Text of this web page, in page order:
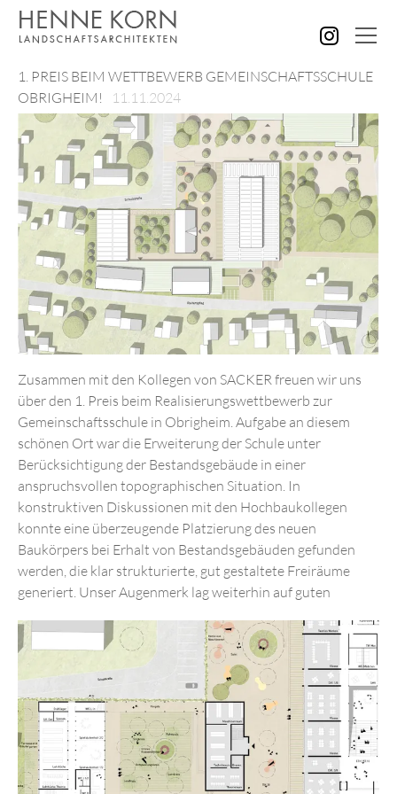
AKTUELLES
ALLE PROJEKTE
GÄRTEN GRÜNANLAGEN
PLÄTZE STRASSEN
KINDER SENIOREN
SPORT FREIZEIT
VERWALTUNG GEWERBE
BILDUNG FORSCHUNG
STÄDTEBAU KONZEPTE
WETTBEWERBE
KONTAKT
IMPRESSUM
DATENSCHUTZ
1. PREIS BEIM WETTBEWERB GEMEINSCHAFTSSCHULE
OBRIGHEIM!
11.11.2024
Zusammen mit den Kollegen von SACKER freuen wir uns
über den 1. Preis beim Realisierungswettbewerb zur
Gemeinschaftsschule in Obrigheim. Aufgabe an diesem
schönen Ort war die Erweiterung der Schule unter
Berücksichtigung der Bestandsgebäude in einer
anspruchsvollen topographischen Situation. In
konstruktiven Diskussionen mit den Hochbaukollegen
konnte eine überzeugende Platzierung des neuen
Baukörpers bei Erhalt von Bestandsgebäuden gefunden
werden, die klar strukturierte, gut gestaltete Freiräume
generiert. Unser Augenmerk lag weiterhin auf guten